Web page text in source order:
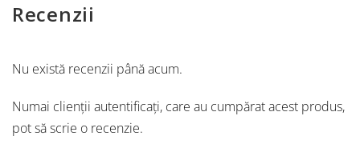
Recenzii
Nu există recenzii până acum.
Numai clienții autentificați, care au cumpărat acest produs,
pot să scrie o recenzie.